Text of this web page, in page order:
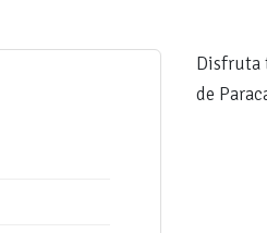
Disfruta
de